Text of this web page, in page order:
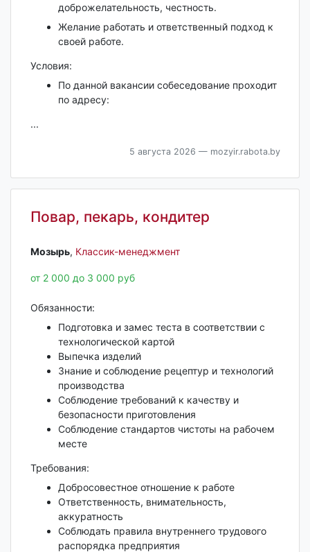
доброжелательность, честность.
Желание работать и ответственный подход к
своей работе.
Условия:
По данной вакансии собеседование проходит
по адресу:
...
5 августа 2026 — mozyir.rabota.by
Повар, пекарь, кондитер
Мозырь‎, Классик-менеджмент
от 2 000 до 3 000 руб
Обязанности:
Подготовка и замес теста в соответствии с
технологической картой
Выпечка изделий
Знание и соблюдение рецептур и технологий
производства
Соблюдение требований к качеству и
безопасности приготовления
Соблюдение стандартов чистоты на рабочем
месте
Требования:
Добросовестное отношение к работе
Ответственность, внимательность,
аккуратность
Соблюдать правила внутреннего трудового
распорядка предприятия